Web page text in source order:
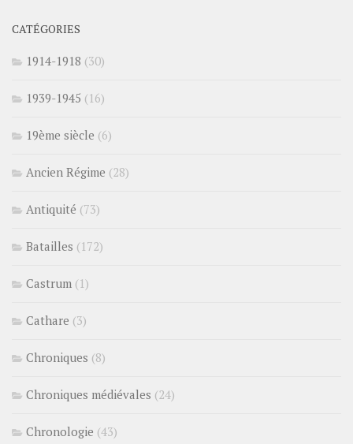
CATÉGORIES
1914-1918 (30)
1939-1945 (16)
19ème siècle (6)
Ancien Régime (28)
Antiquité (73)
Batailles (172)
Castrum (1)
Cathare (3)
Chroniques (8)
Chroniques médiévales (24)
Chronologie (43)